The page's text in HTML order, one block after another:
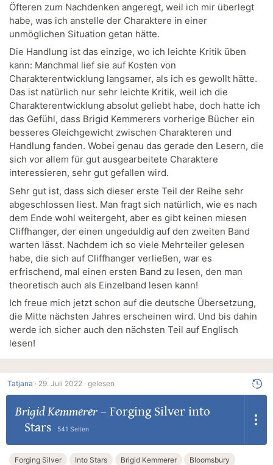
Öfteren zum Nachdenken angeregt, weil ich mir überlegt
habe, was ich anstelle der Charaktere in einer
unmöglichen Situation getan hätte.
Die Handlung ist das einzige, wo ich leichte Kritik üben
kann: Manchmal lief sie auf Kosten von
Charakterentwicklung langsamer, als ich es gewollt hätte.
Das ist natürlich nur sehr leichte Kritik, weil ich die
Charakterentwicklung absolut geliebt habe, doch hatte ich
das Gefühl, dass Brigid Kemmerers vorherige Bücher ein
besseres Gleichgewicht zwischen Charakteren und
Handlung fanden. Wobei genau das gerade den Lesern, die
sich vor allem für gut ausgearbeitete Charaktere
interessieren, sehr gut gefallen wird.
Sehr gut ist, dass sich dieser erste Teil der Reihe sehr
abgeschlossen liest. Man fragt sich natürlich, wie es nach
dem Ende wohl weitergeht, aber es gibt keinen miesen
Cliffhanger, der einen ungeduldig auf den zweiten Band
warten lässt. Nachdem ich so viele Mehrteiler gelesen
habe, die sich auf Cliffhanger verließen, war es
erfrischend, mal einen ersten Band zu lesen, den man
theoretisch auch als Einzelband lesen kann!
Ich freue mich jetzt schon auf die deutsche Übersetzung,
die Mitte nächsten Jahres erscheinen wird. Und bis dahin
werde ich sicher auch den nächsten Teil auf Englisch
lesen!
Tatjana · 29. Juli 2022 · gelesen
Brigid Kemmerer– Forging Silver into
Stars
541 Seiten
Forging Silver Into Stars Brigid Kemmerer
Bloomsbury